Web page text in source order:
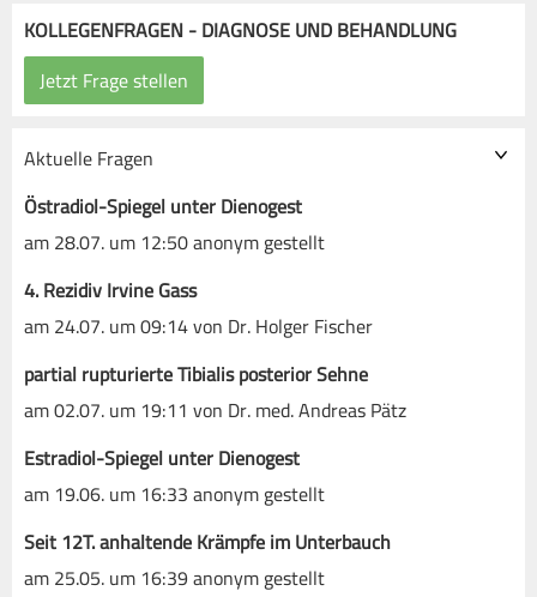
KOLLEGENFRAGEN - DIAGNOSE UND BEHANDLUNG
Aktuelle Fragen
Östradiol-Spiegel unter Dienogest
am 28.07. um 12:50 anonym gestellt
4. Rezidiv Irvine Gass
am 24.07. um 09:14 von Dr. Holger Fischer
partial rupturierte Tibialis posterior Sehne
am 02.07. um 19:11 von Dr. med. Andreas Pätz
Estradiol-Spiegel unter Dienogest
am 19.06. um 16:33 anonym gestellt
Seit 12T. anhaltende Krämpfe im Unterbauch
am 25.05. um 16:39 anonym gestellt